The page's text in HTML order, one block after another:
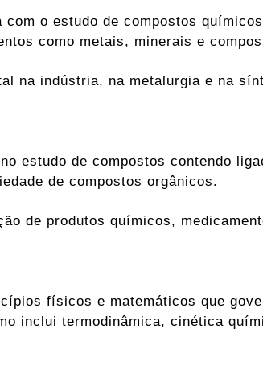
o estudo de compostos
como metais, minerais e
na indústria, na metalurgia e na
estudo de compostos contendo
de compostos orgânicos.
de produtos químicos,
físicos e matemáticos que
inclui termodinâmica, cinética